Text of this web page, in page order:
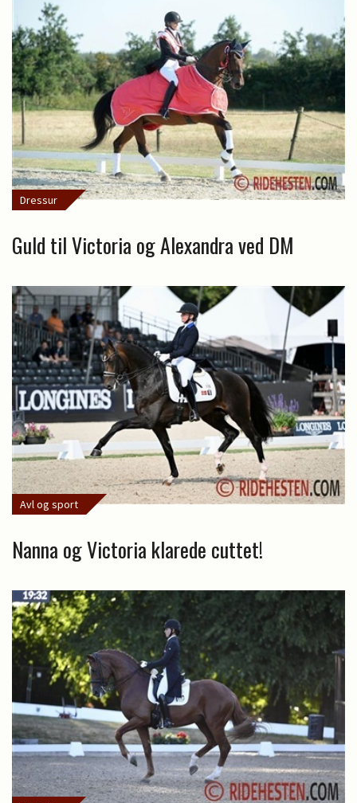
Dressur
Guld til Victoria og Alexandra ved DM
Avl og sport
Nanna og Victoria klarede cuttet!